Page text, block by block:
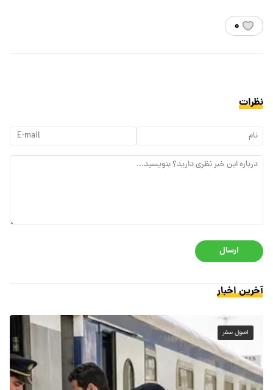
۰
نظرات
ارسال
آخرین اخبار
اصول سفر